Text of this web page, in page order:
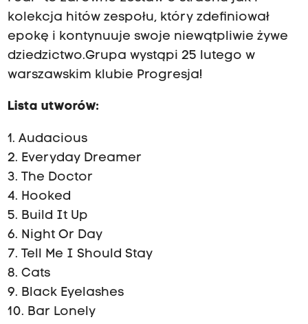
kolekcja hitów zespołu, który zdefiniował
epokę i kontynuuje swoje niewątpliwie żywe
dziedzictwo.Grupa wystąpi 25 lutego w
warszawskim klubie Progresja!
Lista utworów:
1. Audacious
2. Everyday Dreamer
3. The Doctor
4. Hooked
5. Build It Up
6. Night Or Day
7. Tell Me I Should Stay
8. Cats
9. Black Eyelashes
10. Bar Lonely